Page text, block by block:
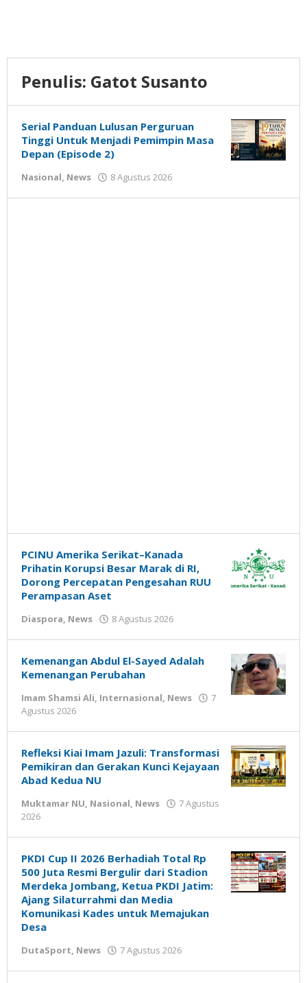
Penulis: Gatot Susanto
Serial Panduan Lulusan Perguruan
Tinggi Untuk Menjadi Pemimpin Masa
Depan (Episode 2)
Nasional, News 8 Agustus 2026
Susanto
PCINU Amerika Serikat–Kanada
Prihatin Korupsi Besar Marak di RI,
Dorong Percepatan Pengesahan RUU
Perampasan Aset
Diaspora, News 8 Agustus 2026
Susanto
Kemenangan Abdul El-Sayed Adalah
Kemenangan Perubahan
Imam Shamsi Ali, Internasional, News
7
Agustus 2026
Susanto
Refleksi Kiai Imam Jazuli: Transformasi
Pemikiran dan Gerakan Kunci Kejayaan
Abad Kedua NU
Muktamar NU, Nasional, News
7 Agustus
2026
Susanto
PKDI Cup II 2026 Berhadiah Total Rp
500 Juta Resmi Bergulir dari Stadion
Merdeka Jombang, Ketua PKDI Jatim:
Ajang Silaturrahmi dan Media
Komunikasi Kades untuk Memajukan
Desa
DutaSport, News 7 Agustus 2026
Susanto